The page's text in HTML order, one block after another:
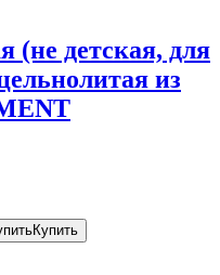
(не детская, для
из
Купить